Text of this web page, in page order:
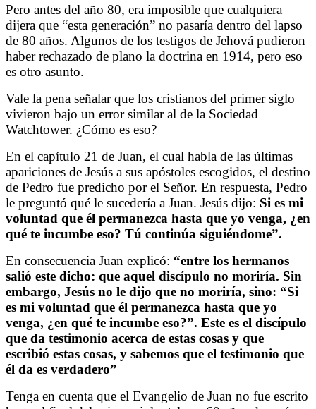
Pero antes del año 80, era imposible que cualquiera
dijera que “esta generación” no pasaría dentro del lapso
de 80 años. Algunos de los testigos de Jehová pudieron
haber rechazado de plano la doctrina en 1914, pero eso
es otro asunto.
Vale la pena señalar que los cristianos del primer siglo
vivieron bajo un error similar al de la Sociedad
Watchtower. ¿Cómo es eso?
En el capítulo 21 de Juan, el cual habla de las últimas
apariciones de Jesús a sus apóstoles escogidos, el destino
de Pedro fue predicho por el Señor. En respuesta, Pedro
le preguntó qué le sucedería a Juan. Jesús dijo: Si es mi
voluntad que él permanezca hasta que yo venga, ¿en
qué te incumbe eso? Tú continúa siguiéndome”.
En consecuencia Juan explicó: “entre los hermanos
salió este dicho: que aquel discípulo no moriría. Sin
embargo, Jesús no le dijo que no moriría, sino: “Si
es mi voluntad que él permanezca hasta que yo
venga, ¿en qué te incumbe eso?”. Este es el discípulo
que da testimonio acerca de estas cosas y que
escribió estas cosas, y sabemos que el testimonio que
él da es verdadero”
Tenga en cuenta que el Evangelio de Juan no fue escrito